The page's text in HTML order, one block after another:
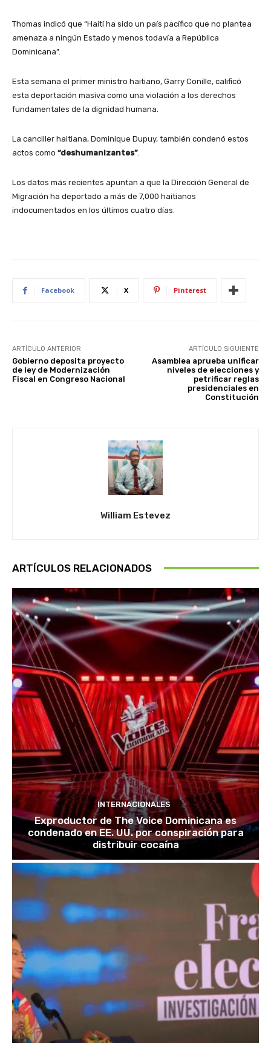
Thomas indicó que “Haití ha sido un país pacífico que no plantea
amenaza a ningún Estado y menos todavía a República
Dominicana”.
Esta semana el primer ministro haitiano, Garry Conille, calificó
esta deportación masiva como una violación a los derechos
fundamentales de la dignidad humana.
La canciller haitiana, Dominique Dupuy, también condenó estos
actos como “deshumanizantes”
Los datos más recientes apuntan a que la Dirección General de
Migración ha deportado a más de 7,000 haitianos
indocumentados en los últimos cuatro días.
Facebook X Pinterest
ARTÍCULO ANTERIOR
Gobierno deposita proyecto
de ley de Modernización
Fiscal en Congreso Nacional
ARTÍCULO SIGUIENTE
Asamblea aprueba unificar
niveles de elecciones y
petrificar reglas
presidenciales en
Constitución
William Estevez
ARTÍCULOS RELACIONADOS
INTERNACIONALES
Exproductor de The Voice Dominicana es
condenado en EE. UU. por conspiración para
distribuir cocaína